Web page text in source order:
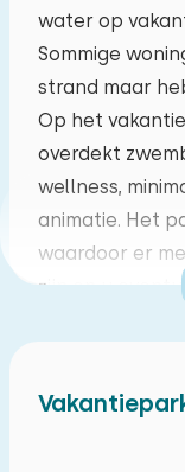
water op
Sommige
strand maar
Op het
overdekt
wellness,
animatie. Het
waardoor er
zijn en u
wandelen en
27 28
03 04
10 11
17 18